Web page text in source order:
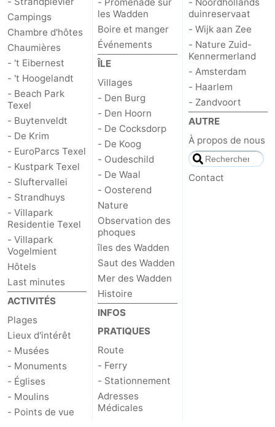
la
Frise
Schiermonnikoog
-
Ameland
-
Terschelling
-
Vlieland
Hollande-
Septentrionale
-
Nature
Schoorlse
Duinen
Bergen
aan
Zee
Bergen
-
Alkmaar
-
Egmond
aan
Zee
-
Noordhollands
duinreservaat
-
Wijk
aan
Zee
-
Nature
Zuid-
-
Amsterdam
-
Campings
Chambre d'hôtes
Chaumières
- 't Eibernest
- 't Hoogelandt
- Beach Park
Texel
- Buytenveldt
- De Krim
- EuroParcs Texel
- Kustpark Texel
- Sluftervallei
- Strandhuys
- Villapark
Residentie Texel
- Villapark
Vogelmient
Hôtels
Last minutes
ACTIVITÉS
Plages
Lieux d'intérêt
- Musées
- Monuments
- Églises
- Moulins
- Points de vue
les Wadden
Boire et manger
Événements
ÎLE
Villages
- Den Burg
- Den Hoorn
- De Cocksdorp
- De Koog
- Oudeschild
- De Waal
- Oosterend
Nature
Observation des
phoques
îles des Wadden
Saut des Wadden
Mer des Wadden
Histoire
INFOS
PRATIQUES
Route
- Ferry
- Stationnement
Adresses
Médicales
duinreservaat
- Wijk aan Zee
- Nature Zuid-
Kennermerland
- Amsterdam
- Haarlem
- Zandvoort
AUTRE
À propos de nous
Contact